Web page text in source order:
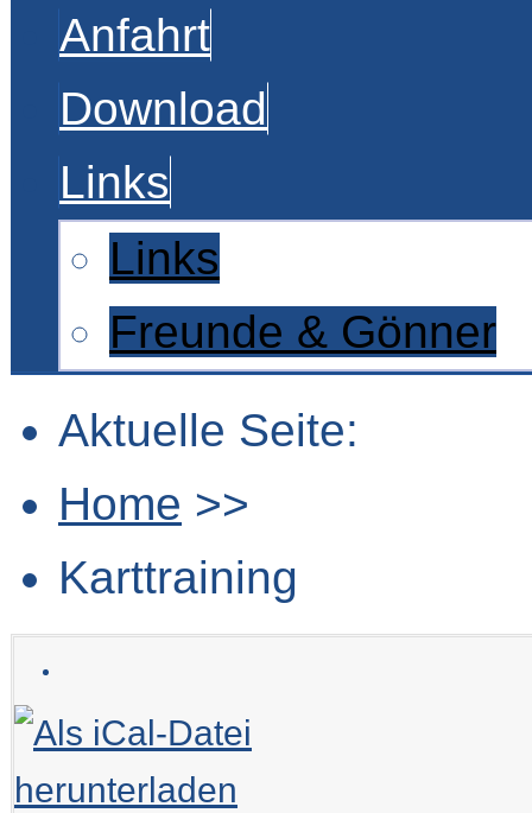
Anfahrt
Download
Links
Links
Freunde & Gönner
Aktuelle Seite:
Home >>
Karttraining